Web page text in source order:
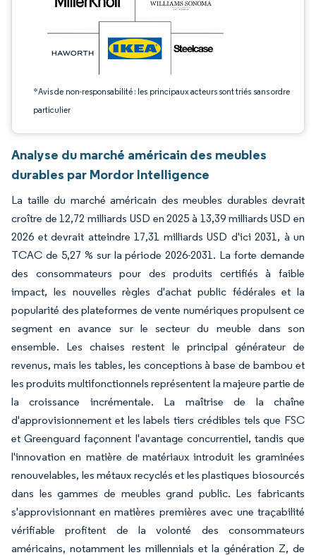
*Avis de non-responsabilité : les principaux acteurs sont triés sans ordre
particulier
Analyse du marché américain des meubles
durables par Mordor Intelligence
La taille du marché américain des meubles durables devrait
croître de 12,72 milliards USD en 2025 à 13,39 milliards USD en
2026 et devrait atteindre 17,31 milliards USD d'ici 2031, à un
TCAC de 5,27 % sur la période 2026-2031. La forte demande
des consommateurs pour des produits certifiés à faible
impact, les nouvelles règles d'achat public fédérales et la
popularité des plateformes de vente numériques propulsent ce
segment en avance sur le secteur du meuble dans son
ensemble. Les chaises restent le principal générateur de
revenus, mais les tables, les conceptions à base de bambou et
les produits multifonctionnels représentent la majeure partie de
la croissance incrémentale. La maîtrise de la chaîne
d'approvisionnement et les labels tiers crédibles tels que FSC
et Greenguard façonnent l'avantage concurrentiel, tandis que
l'innovation en matière de matériaux introduit les graminées
renouvelables, les métaux recyclés et les plastiques biosourcés
dans les gammes de meubles grand public. Les fabricants
s'approvisionnant en matières premières avec une traçabilité
vérifiable profitent de la volonté des consommateurs
américains, notamment les millennials et la génération Z, de